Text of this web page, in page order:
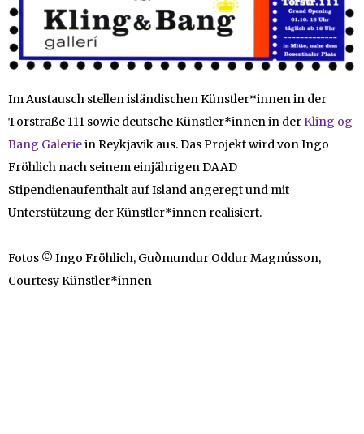
Im Austausch stellen isländischen Künstler*innen in der
Torstraße 111 sowie deutsche Künstler*innen in derKling og
Bang Galeriein Reykjavik aus. Das Projekt wird von Ingo
Fröhlich nach seinem einjährigen DAAD
Stipendienaufenthalt auf Island angeregt und mit
Unterstützung der Künstler*innen realisiert.
Fotos © Ingo Fröhlich, Guðmundur Oddur Magnússon,
Courtesy Künstler*innen